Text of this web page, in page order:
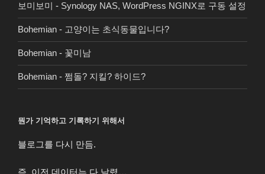
보미보미 - Synology NAS, WordPress NGINX로 구동 설정
Bohemian - 고양이는 초식동물입니다?
Bohemian - 꽃미남
Bohemian - 쩜돌? 지킬? 하이드?
뭔가 기억하고 기록하기 위해서
블로그를 다시 만듬.
즉, 이전 데이터는 다 날렸…